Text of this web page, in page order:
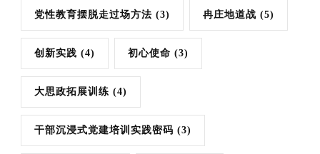
党性教育摆脱走过场方法 (3) 冉庄地道战 (5)
创新实践 (4) 初心使命 (3)
大思政拓展训练 (4)
干部沉浸式党建培训实践密码 (3)